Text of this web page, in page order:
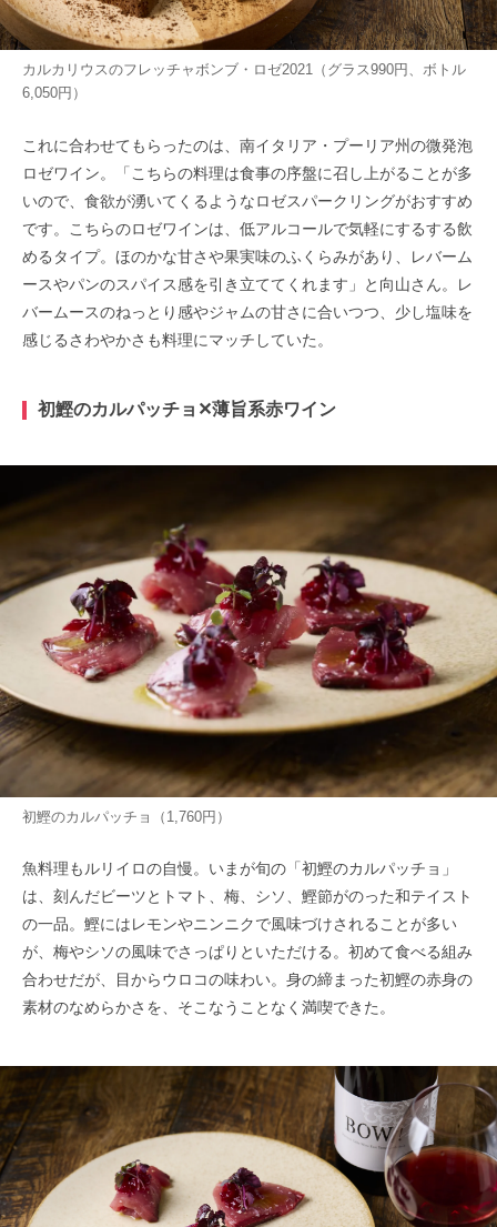
カルカリウスのフレッチャボンブ・ロゼ2021（グラス990円、ボトル
6,050円）
これに合わせてもらったのは、南イタリア・プーリア州の微発泡
ロゼワイン。「こちらの料理は食事の序盤に召し上がることが多
いので、食欲が湧いてくるようなロゼスパークリングがおすすめ
です。こちらのロゼワインは、低アルコールで気軽にするする飲
めるタイプ。ほのかな甘さや果実味のふくらみがあり、レバーム
ースやパンのスパイス感を引き立ててくれます」と向山さん。レ
バームースのねっとり感やジャムの甘さに合いつつ、少し塩味を
感じるさわやかさも料理にマッチしていた。
初鰹のカルパッチョ✕薄旨系赤ワイン
初鰹のカルパッチョ（1,760円）
魚料理もルリイロの自慢。いまが旬の「初鰹のカルパッチョ」
は、刻んだビーツとトマト、梅、シソ、鰹節がのった和テイスト
の一品。鰹にはレモンやニンニクで風味づけされることが多い
が、梅やシソの風味でさっぱりといただける。初めて食べる組み
合わせだが、目からウロコの味わい。身の締まった初鰹の赤身の
素材のなめらかさを、そこなうことなく満喫できた。